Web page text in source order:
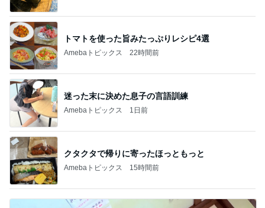
トマトを使った旨みたっぷりレシピ4選
Amebaトピックス 22時間前
迷った末に決めた息子の言語訓練
Amebaトピックス 1日前
クタクタで帰りに寄ったほっともっと
Amebaトピックス 15時間前